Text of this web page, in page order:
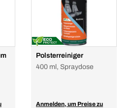
Polsterreiniger
400 ml, Spraydose
Anmelden, um Preise zu